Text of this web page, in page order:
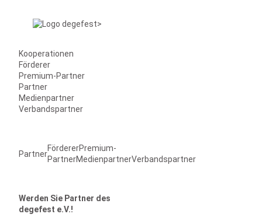
Kooperationen
Förderer
Premium-Partner
Partner
Medienpartner
Verbandspartner
Partner
FördererPremium-
PartnerMedienpartnerVerbandspartner
Werden Sie Partner des
degefest e.V.!